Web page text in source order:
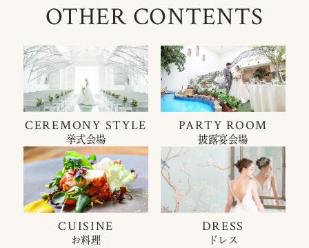
OTHER CONTENTS
CEREMONY STYLE
挙式会場
PARTY ROOM
披露宴会場
CUISINE
お料理
DRESS
ドレス